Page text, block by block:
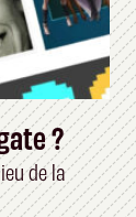
?
de la